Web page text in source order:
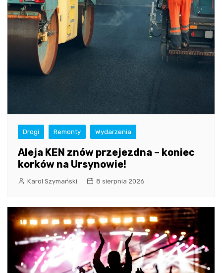
Drogi Remonty Wydarzenia
Aleja KEN znów przejezdna – koniec
korków na Ursynowie!
Karol Szymański 8 sierpnia 2026